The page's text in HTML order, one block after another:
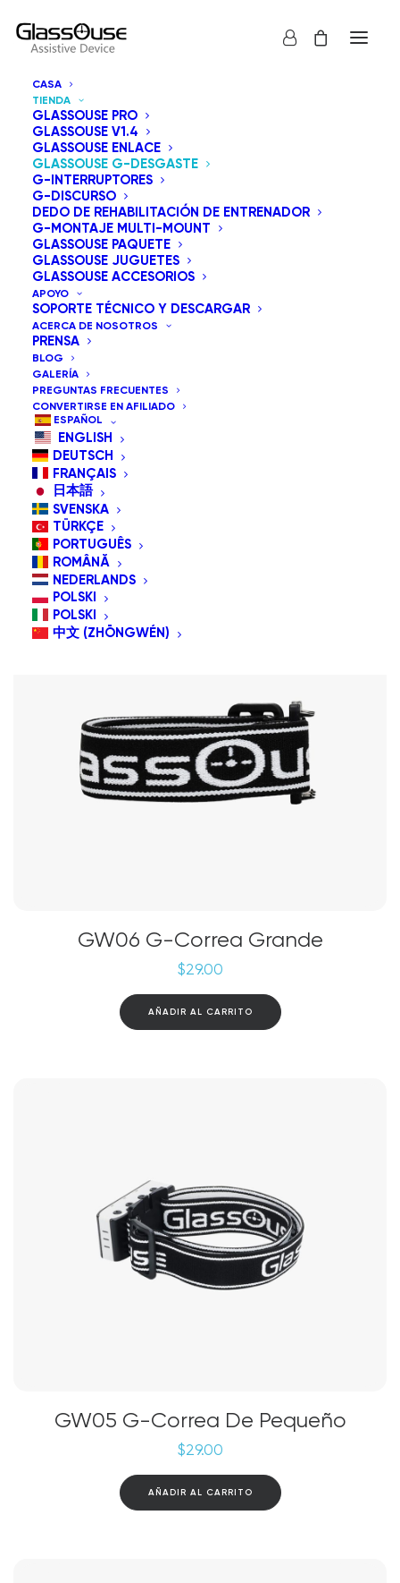
CASA
TIENDA
GLASSOUSE PRO
GLASSOUSE V1.4
GLASSOUSE ENLACE
GLASSOUSE G-DESGASTE
G-INTERRUPTORES
G-DISCURSO
DEDO DE REHABILITACIÓN DE ENTRENADOR
G-MONTAJE MULTI-MOUNT
GLASSOUSE PAQUETE
GLASSOUSE JUGUETES
GLASSOUSE ACCESORIOS
APOYO
SOPORTE TÉCNICO Y DESCARGAR
ACERCA DE NOSOTROS
PRENSA
BLOG
GALERÍA
PREGUNTAS FRECUENTES
CONVERTIRSE EN AFILIADO
ESPAÑOL
ENGLISH
DEUTSCH
FRANÇAIS
日本語
SVENSKA
TÜRKÇE
PORTUGUÊS
ROMÂNĂ
NEDERLANDS
POLSKI
POLSKI
中文 (ZHŌNGWÉN)
La serie G-Wear de GlassOuse ofrece una amplia
gama de accesorios para personalizar la forma de
llevar los dispositivos de asistencia de GlassOuse. Las
opciones incluyen el G-Framewear, la G-Headband, la
G-Cap, el G-Beanie Hat, la G-Strap Small y la G-Strap
Big. Cada compra incluye una garantía de devolución
del dinero de 15 días y una garantía de un año.
Mostrar todos los
Ordenar por precio: bajo a alto
¡OFERTA!
GW06 G-Correa Grande
$29.00
AÑADIR AL CARRITO
GW05 G-Correa De Pequeño
$29.00
AÑADIR AL CARRITO